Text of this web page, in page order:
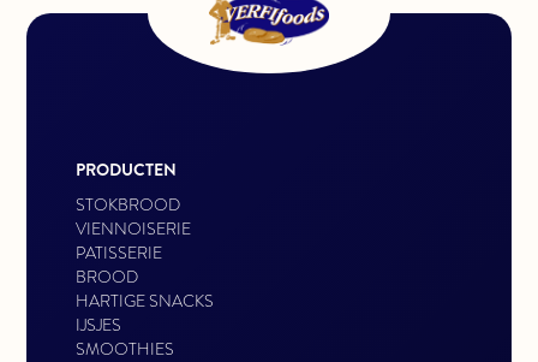
PRODUCTEN
STOKBROOD
VIENNOISERIE
PATISSERIE
BROOD
HARTIGE SNACKS
IJSJES
SMOOTHIES